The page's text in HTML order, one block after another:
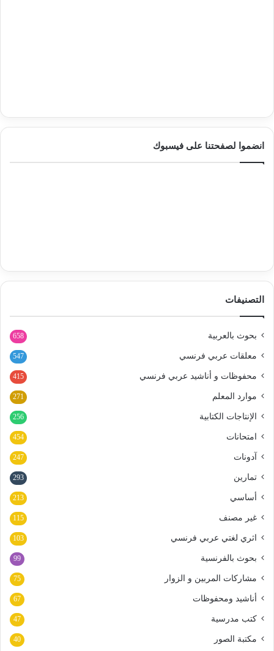
انضموا لصفحتنا على فيسبوك
التصنيفات
بحوث بالعربية 658
معلقات عربي فرنسي 547
محفوظات و أناشيد عربي فرنسي 415
موارد المعلم 271
الإنتاجات الكتابية 256
امتحانات 454
آدونات 247
تمارين 293
أساسي 213
غير مصنف 115
اثري لغتي عربي فرنسي 103
بحوث بالفرنسية 99
مشاركات المربين و الزوار 75
أناشيد ومحفوظات 67
كتب مدرسية 47
مكتبة الصور 40